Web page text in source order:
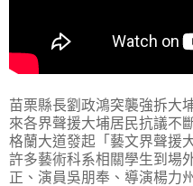
苗栗縣長劉政鴻突襲強拆大
來各界聲援大埔居民抗議不
格蘭大道發起「藝文界聲援
許多藝術科系相關學生到場
正、演員吳朋奉、導演楊力